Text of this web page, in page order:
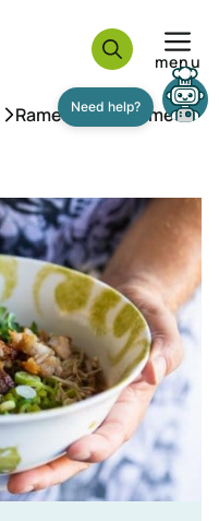
menu
»Ramen noodles met